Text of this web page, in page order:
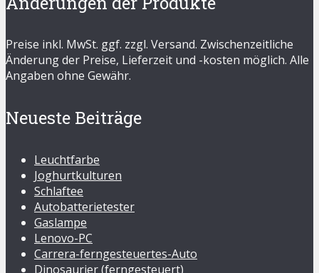
Preise inkl. MwSt. ggf. zzgl. Versand. Zwischenzeitliche
Änderung der Preise, Lieferzeit und -kosten möglich. Alle
Angaben ohne Gewähr.
Neueste Beiträge
Leuchtfarbe
Joghurtkulturen
Schlaftee
Autobatterietester
Gaslampe
Lenovo-PC
Carrera-ferngesteuertes-Auto
Dinosaurier (ferngesteuert)